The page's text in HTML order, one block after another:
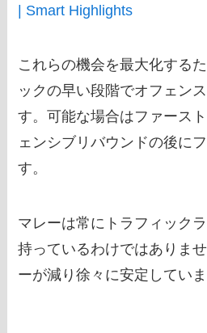
| Smart Highlights
これらの機会を最大化する
ックの早い段階でオフェン
す。可能な場合はファース
ェンシブリバウンドの後に
す。
マレーは常にトラフィック
持っているわけではありま
ーが減り徐々に安定していま